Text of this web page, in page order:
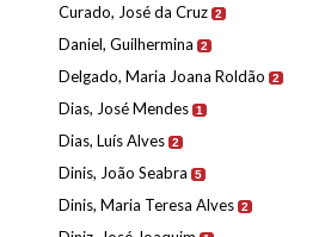
Curado, José da Cruz 2
Daniel, Guilhermina 2
Delgado, Maria Joana Roldão 2
Dias, José Mendes 1
Dias, Luís Alves 2
Dinis, João Seabra 5
Dinis, Maria Teresa Alves 2